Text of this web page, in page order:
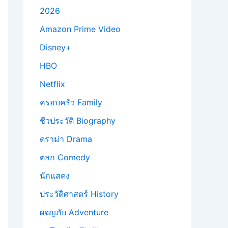
2026
Amazon Prime Video
Disney+
HBO
Netflix
ครอบครัว Family
ชีวประวัติ Biography
ดราม่า Drama
ตลก Comedy
นักแสดง
ประวัติศาสตร์ History
ผจญภัย Adventure